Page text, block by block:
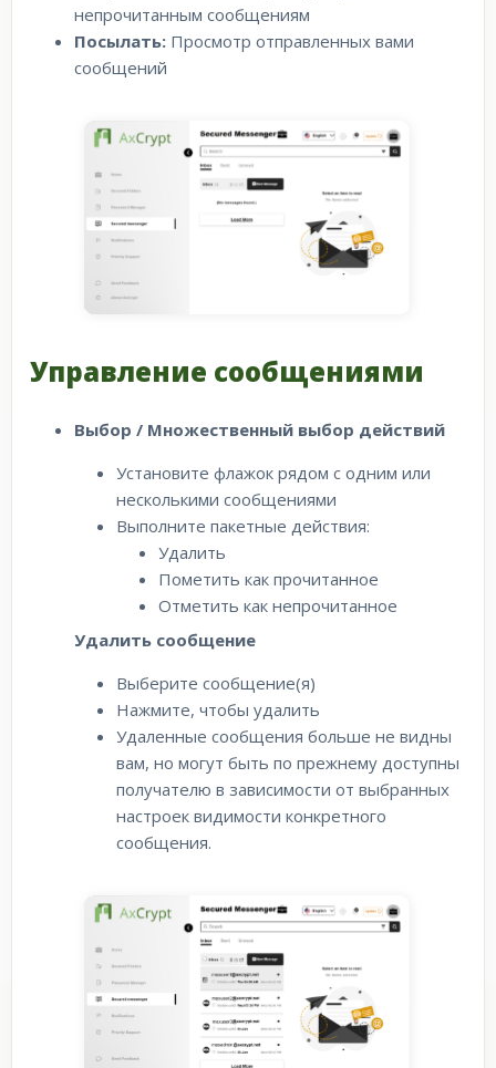
непрочитанным сообщениям
Посылать: Просмотр отправленных вами
сообщений
Управление сообщениями
Выбор / Множественный выбор действий
Установите флажок рядом с одним или
несколькими сообщениями
Выполните пакетные действия:
Удалить
Пометить как прочитанное
Отметить как непрочитанное
Удалить сообщение
Выберите сообщение(я)
Нажмите, чтобы удалить
Удаленные сообщения больше не видны
вам, но могут быть по прежнему доступны
получателю в зависимости от выбранных
настроек видимости конкретного
сообщения.